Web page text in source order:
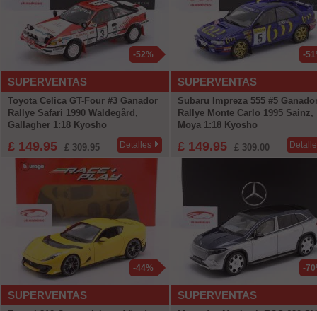
SUPERVENTAS
-52%
Toyota Celica GT-Four #3 Ganador
Rallye Safari 1990 Waldegård,
Gallagher 1:18 Kyosho
£ 149.95 £ 309.95 Detalles
SUPERVENTAS
-
Subaru Impreza 555 #5
Rallye Monte Carlo 1995 Sainz,
Moya 1:18 Kyosho
£ 149.95 £ 309.00
SUPERVENTAS
-44%
SUPERVENTAS
-